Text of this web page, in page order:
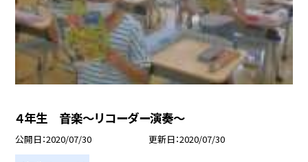
４年生 音楽〜リコーダー演奏〜
公開日 2020/07/30 更新日 2020/07/30